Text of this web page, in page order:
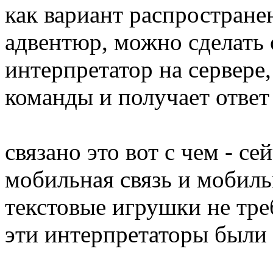
как вариант
адвентюр, можно сделать
интерпретатор на
команды и получает
связано это вот с чем -
мобильная связь и
текстовые игрушки не
эти интерпретаторы